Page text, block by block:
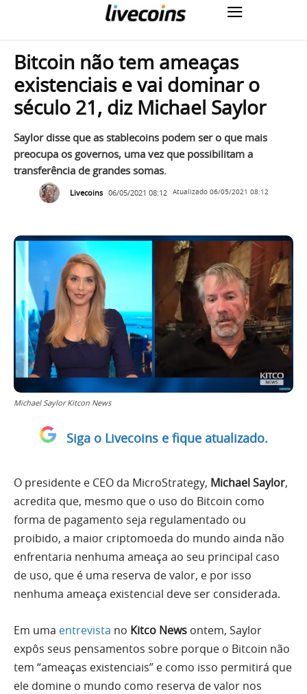
Bitcoin não tem ameaças
existenciais e vai dominar o
século 21, diz Michael Saylor
Saylor disse que as stablecoins ​​podem ser o que mais
preocupa os governos, uma vez que possibilitam a
transferência de grandes somas.
Livecoins 06/05/2021 08:12 Atualizado 06/05/2021 08:12
Michael Saylor Kitcon News
Siga o Livecoins e fique atualizado.
O presidente e CEO da MicroStrategy, Michael Saylor,
acredita que, mesmo que o uso do Bitcoin como
forma de pagamento seja regulamentado ou
proibido, a maior criptomoeda do mundo ainda não
enfrentaria nenhuma ameaça ao seu principal caso
de uso, que é uma reserva de valor, e por isso
nenhuma ameaça existencial deve ser considerada.
Em uma entrevista no Kitco News ontem, Saylor
expôs seus pensamentos sobre porque o Bitcoin não
tem “ameaças existenciais” e como isso permitirá que
ele domine o mundo como reserva de valor nos